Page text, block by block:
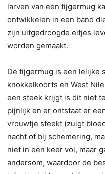
larven van een tijgermug
ontwikkelen in een band
zijn uitgedroogde eitjes
worden gemaakt.
De tijgermug is een lelijke
knokkelkoorts en West
een steek krijgt is dit niet
pijnlijk en er ontstaat er
vrouwtje steekt (zuigt
nacht of bij schemering,
niet in een keer vol, maar
andersom, waardoor de